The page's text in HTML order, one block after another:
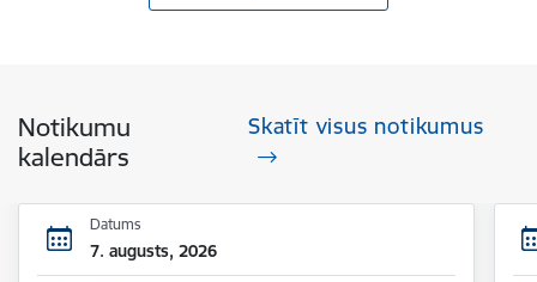
Notikumu
kalendārs
Skatīt visus notikumus
Datums
7. augusts, 2026